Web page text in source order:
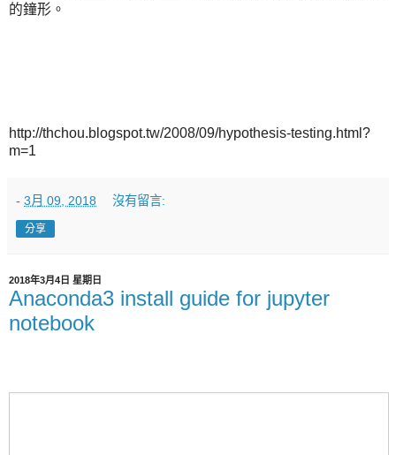
的鐘形。
http://thchou.blogspot.tw/2008/09/hypothesis-testing.html?
m=1
- 3月 09, 2018 沒有留言:
分享
2018年3月4日 星期日
Anaconda3 install guide for jupyter
notebook